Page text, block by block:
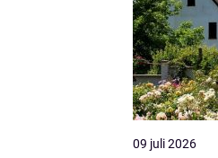
09 juli 2026